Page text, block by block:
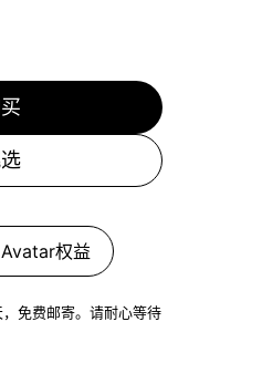
权益
免费邮寄。请耐心等待